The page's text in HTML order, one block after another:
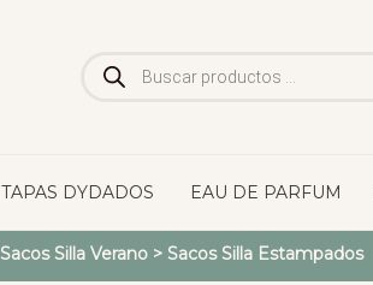
de
productos
TAPAS DYDADOS EAU DE PARFUM
Sacos Silla Verano> Sacos Silla Estampados